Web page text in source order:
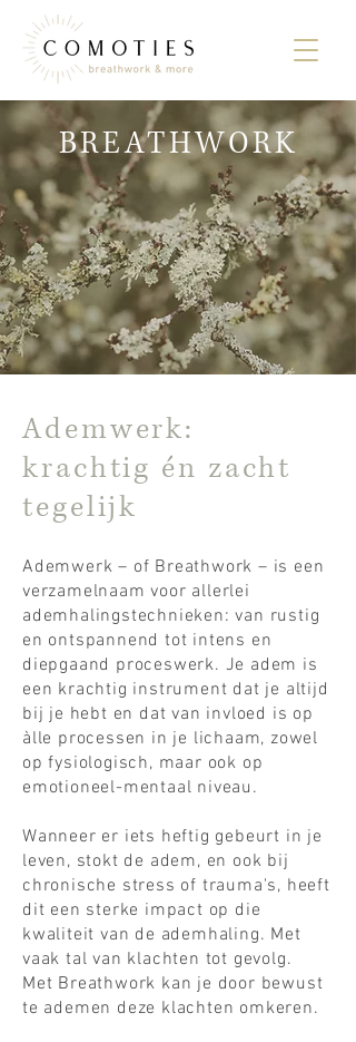
BREATHWORK
Ademwerk:
krachtig én zacht
tegelijk
Ademwerk – of Breathwork – is een
verzamelnaam voor allerlei
ademhalingstechnieken: van rustig
en ontspannend tot intens en
diepgaand proceswerk. Je adem is
een krachtig instrument dat je altijd
bij je hebt en dat van invloed is op
àlle processen in je lichaam, zowel
op fysiologisch, maar ook op
emotioneel-mentaal niveau.
Wanneer er iets heftig gebeurt in je
leven, stokt de adem, en ook bij
chronische stress of trauma's, heeft
dit een sterke impact op die
kwaliteit van de ademhaling. Met
vaak tal van klachten tot gevolg.
Met Breathwork kan je door bewust
te ademen deze klachten omkeren.